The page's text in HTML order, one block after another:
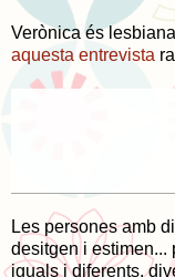
Verònica és
aquesta entrevista
Les persones amb
desitgen i estimen...
iguals i diferents,